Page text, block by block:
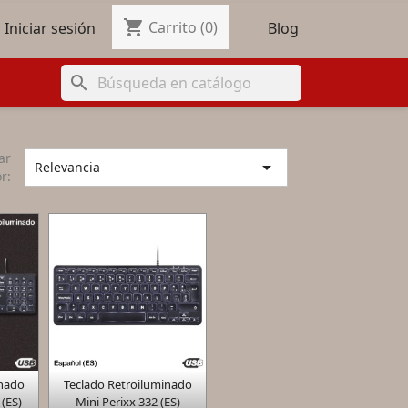
Iniciar sesión shopping_cart Carrito (0) Blog
search
Relevancia 
 Vista rápida
Teclado Retroiluminado
Mini Perixx 332 (ES)